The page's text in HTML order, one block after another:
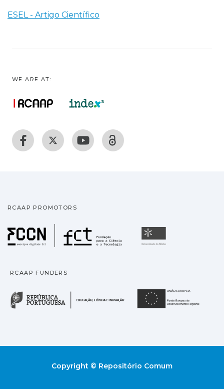
ESEL - Artigo Científico
WE ARE AT:
RCAAP PROMOTORS
Fundação para a
RCAAP FUNDERS
República Portuguesa
Copyright © Repositório Comum